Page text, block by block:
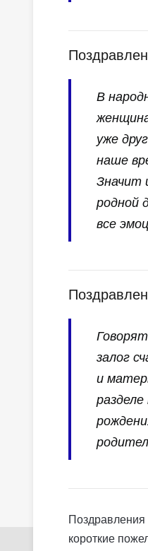
В
уже
наше
Значит
родной
все
залог
и
Поздравления
короткие